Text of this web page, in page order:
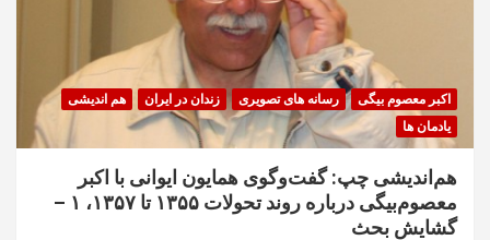
اکبر معصوم بیگی رسانه های تصویری زندان در ایران
هم اندیشی
یادمان ها
هم‌اندیشی چپ: گفت‌وگوی همایون ایوانی با اکبر
معصوم‌بیگی درباره روند تحولات ۱۳۵۵ تا ۱۳۵۷، ۱ –
گشایش بحث